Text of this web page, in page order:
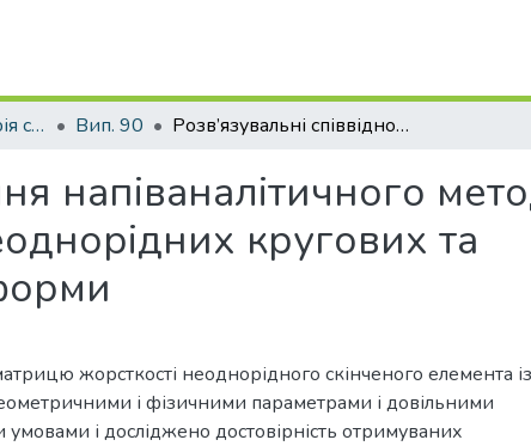
Опір матеріалів і теорія споруд Вип. 90 Розв’язувальні співвідношення напіваналітичного методу скінченних елементів для неоднорідних кругових та призматичних тіл складної форми
напіваналітичного
кругових та
жорсткості неоднорідного скінченого елемента із
і фізичними параметрами і довільними
і досліджено достовірність отримуваних